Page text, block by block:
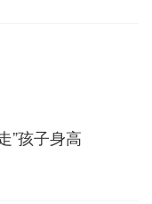
”孩子身高